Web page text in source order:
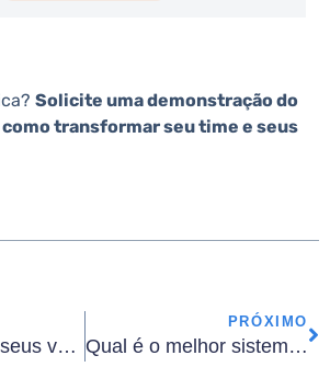
Solicite uma demonstração do
transformar seu time e seus
Como saber se seus vendedores estão perdendo vendas
PRÓXIMO
Qual é o melhor sistema de gestão para loja de carro?